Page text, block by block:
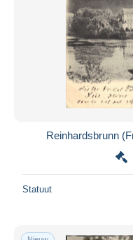
Reinhardsbrunn
Statuut